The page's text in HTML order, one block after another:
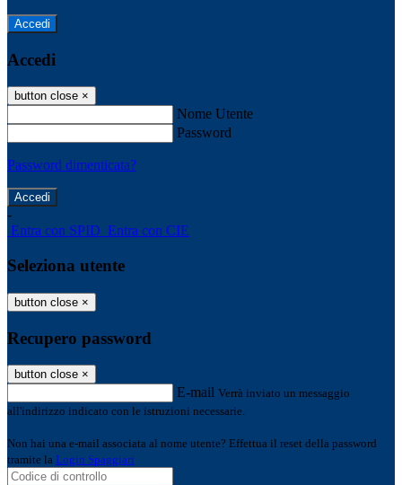
Accedi
Accedi
button close ×
Nome Utente
Password
Password dimenticata?
-
Entra con SPID Entra con CIE
Seleziona utente
button close ×
Recupero password
button close ×
E-mail Verrà inviato un messaggio
all'indirizzo indicato con le istruzioni necessarie.
Non hai una e-mail associata al nome utente? Effettua il reset della password
tramite la Login Spaggiari